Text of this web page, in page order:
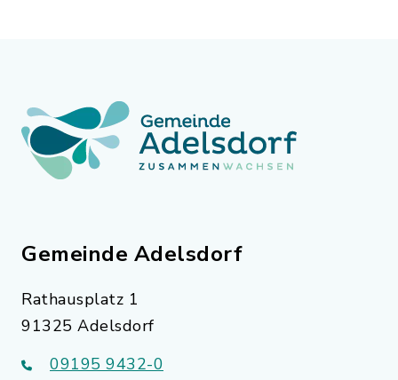
Gemeinde Adelsdorf
Rathausplatz 1
91325 Adelsdorf
09195 9432-0